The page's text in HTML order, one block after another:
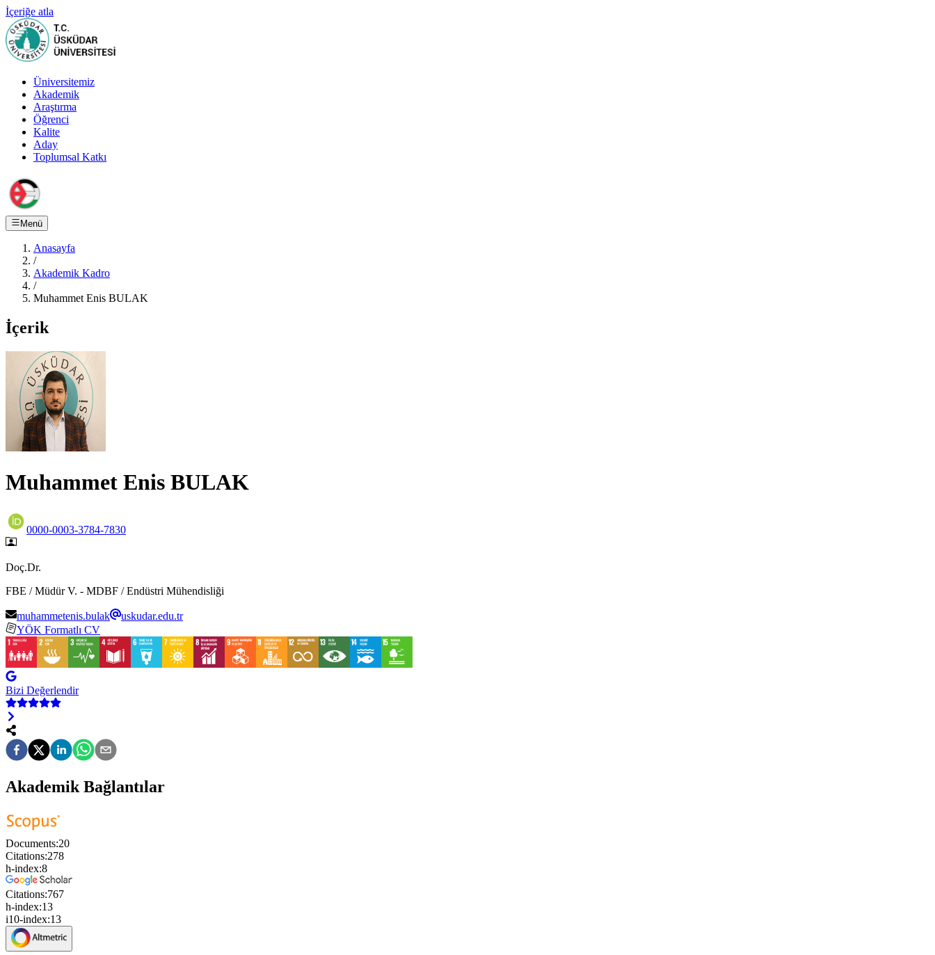
İçeriğe atla
Üniversitemiz
Akademik
Araştırma
Öğrenci
Kalite
Aday
Toplumsal Katkı
Menü
Anasayfa
/
Akademik Kadro
/
Muhammet Enis BULAK
İçerik
Muhammet Enis BULAK
0000-0003-3784-7830
Doç.Dr.
FBE / Müdür V. - MDBF / Endüstri Mühendisliği
muhammetenis.bulak
uskudar.edu.tr
YÖK Formatlı CV
Bizi Değerlendir
Akademik Bağlantılar
Documents:20
Citations:278
h-index:8
Citations:767
h-index:13
i10-index:13